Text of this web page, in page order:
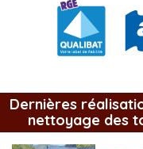
Dernières
nettoyage des